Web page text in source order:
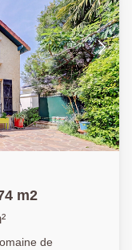
et d'un
et de loisirs. La
André
élémentaire
de Saint-
Champs.
plusieurs
de fitness et un
par
en-Laye. Ne
d'acquérir une
calme et
m2
de